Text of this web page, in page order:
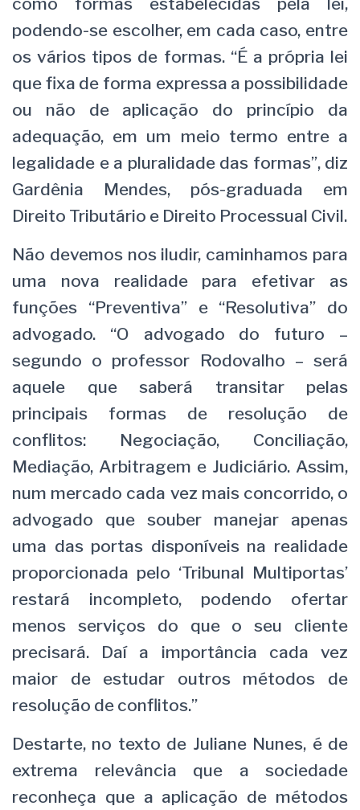
podendo-se escolher, em cada caso, entre
os vários tipos de formas. “É a própria lei
que fixa de forma expressa a possibilidade
ou não de aplicação do princípio da
adequação, em um meio termo entre a
legalidade e a pluralidade das formas”, diz
Gardênia Mendes, pós-graduada em
Direito Tributário e Direito Processual Civil.
Não devemos nos iludir, caminhamos para
uma nova realidade para efetivar as
funções “Preventiva” e “Resolutiva” do
advogado. “O advogado do futuro –
segundo o professor Rodovalho – será
aquele que saberá transitar pelas
principais formas de resolução de
conflitos: Negociação, Conciliação,
Mediação, Arbitragem e Judiciário. Assim,
num mercado cada vez mais concorrido, o
advogado que souber manejar apenas
uma das portas disponíveis na realidade
proporcionada pelo ‘Tribunal Multiportas’
restará incompleto, podendo ofertar
menos serviços do que o seu cliente
precisará. Daí a importância cada vez
maior de estudar outros métodos de
resolução de conflitos.”
Destarte, no texto de Juliane Nunes, é de
extrema relevância que a sociedade
reconheça que a aplicação de métodos